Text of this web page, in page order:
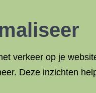
verkeer op je
Deze inzichten